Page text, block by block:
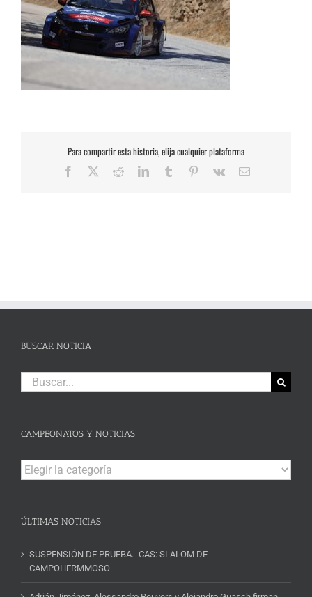
Para compartir esta historia, elija cualquier plataforma
Facebook RedditLinkedInTumblr Pinterest
Vk
Correo
BUSCAR NOTICIA
Buscar:
CAMPEONATOS Y NOTICIAS
Campeonatos
y
ÚLTIMAS NOTICIAS
SUSPENSIÓN DE PRUEBA.- CAS: SLALOM DE
CAMPOHERMMOSO